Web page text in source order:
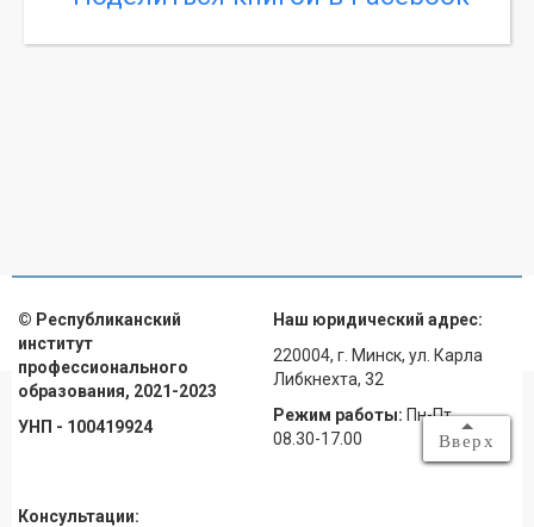
Вверх
© Республиканский
институт
профессионального
образования, 2021-2023
УНП - 100419924
Наш юридический адрес:
220004, г. Минск, ул. Карла
Либкнехта, 32
Режим работы: Пн-Пт
08.30-17.00
Консультации: